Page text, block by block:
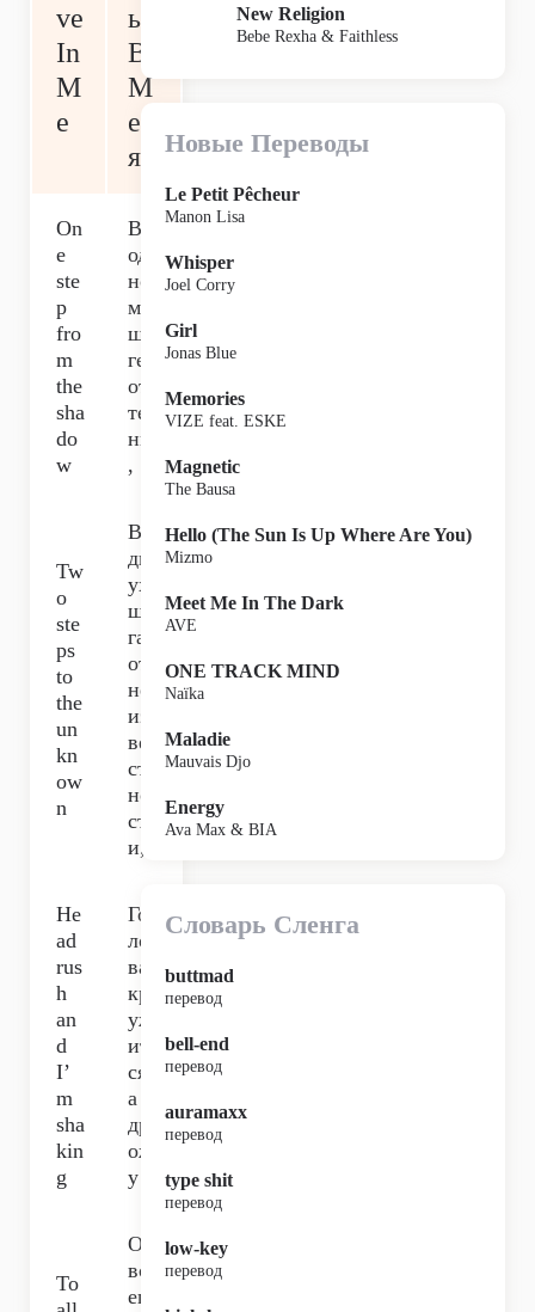
ve
In
M
e
ь
В
М
ен
я
On
e
ste
p
fro
m
the
sha
do
w
В
од
но
м
ша
ге
от
те
ни
,
Tw
o
ste
ps
to
the
un
kn
ow
n
В
дв
ух
ша
гах
от
не
из
ве
ст
но
ст
и,
He
ad
rus
h
an
d
I’
m
sha
kin
g
Го
ло
ва
кр
уж
ит
ся,
а я
др
ож
у
To
От
вс
его
New Religion
Bebe Rexha & Faithless
Новые Переводы
Le Petit Pêcheur
Manon Lisa
Whisper
Joel Corry
Girl
Jonas Blue
Memories
VIZE feat. ESKE
Magnetic
The Bausa
Hello (The Sun Is Up Where Are You)
Mizmo
Meet Me In The Dark
AVE
ONE TRACK MIND
Naïka
Maladie
Mauvais Djo
Energy
Ava Max & BIA
Словарь Сленга
buttmad
перевод
bell-end
перевод
auramaxx
перевод
type shit
перевод
low-key
перевод